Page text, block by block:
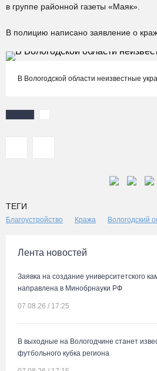
в группе районной газеты «Маяк».
В полицию написано заявление о
В Вологодской области неизвестные
ТЕГИ
Благоустройство Кража Вологодский
Лента новостей
Заявка на создание университетского
направлена в Минобрнауки РФ
07.08.26 / 17:25
В выходные на Вологодчине станет
футбольного кубка региона